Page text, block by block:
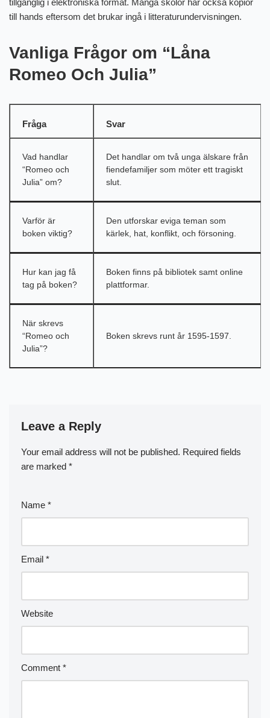
tillgänglig i elektroniska format. Många skolor har också kopior
till hands eftersom det brukar ingå i litteraturundervisningen.
Vanliga Frågor om “Låna
Romeo Och Julia”
Fråga Svar
Vad handlar
“Romeo och
Julia” om?
Det handlar om två unga älskare från
fiendefamiljer som möter ett tragiskt
slut.
Varför är
boken viktig?
Den utforskar eviga teman som
kärlek, hat, konflikt, och försoning.
Hur kan jag få
tag på boken?
Boken finns på bibliotek samt online
plattformar.
När skrevs
“Romeo och
Julia”?
Boken skrevs runt år 1595-1597.
Leave a Reply
Your email address will not be published. Required fields
are marked *
Name *
Email *
Website
Comment *